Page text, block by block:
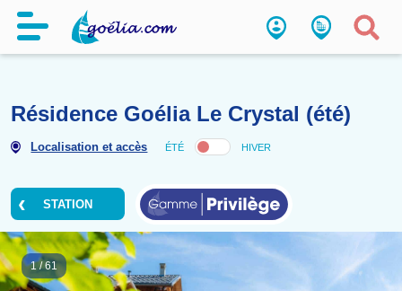
Résidence Goélia Le Crystal
STATION
1/61